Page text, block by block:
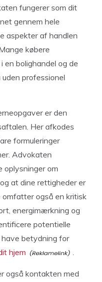
fungerer som dit
gennem hele
aspekter af handlen
købere
en bolighandel og de
professionel
er den
Her afkodes
formuleringer
Advokaten
oplysninger om
at dine rettigheder er
også en kritisk
energimærkning og
potentielle
have betydning for
hjem .
også kontakten med